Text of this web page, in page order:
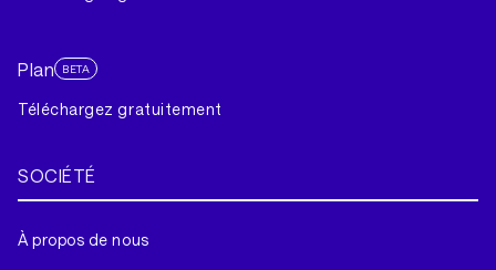
Plan BETA
Téléchargez gratuitement
SOCIÉTÉ
À propos de nous